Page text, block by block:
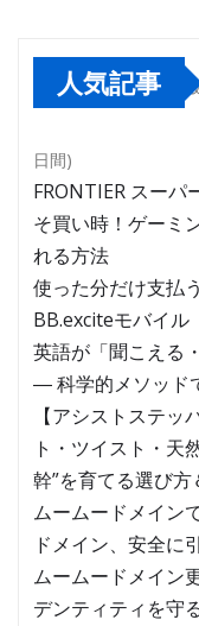
人気記事
日間)
FRONTIER スーパ
そ買い時！ゲーミ
れる方法
使った分だけ支払
BB.exciteモバイル
英語が「聞こえる
― 科学的メソッド
【アシストステ
ト・ツイスト・天
幹”を育てる選び
ムームードメイン
ドメイン、安全に
ムームードメイン
デンティティを守